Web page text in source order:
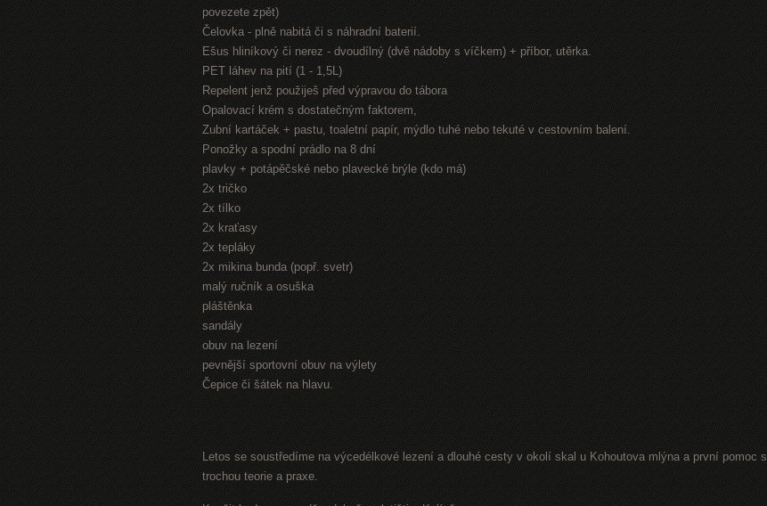
povezete zpět)
Čelovka - plně nabitá či s náhradní baterií.
Ešus hliníkový či nerez - dvoudílný (dvě nádoby s víčkem) + příbor, utěrka.
PET láhev na pití (1 - 1,5L)
Repelent jenž použiješ před výpravou do tábora
Opalovací krém s dostatečným faktorem,
Zubní kartáček + pastu, toaletní papír, mýdlo tuhé nebo tekuté v cestovním balení.
Ponožky a spodní prádlo na 8 dní
plavky + potápěčské nebo plavecké brýle (kdo má)
2x tričko
2x tílko
2x kraťasy
2x tepláky
2x mikina bunda (popř. svetr)
malý ručník a osuška
pláštěnka
sandály
obuv na lezení
pevnější sportovní obuv na výlety
Čepice či šátek na hlavu.
Letos se soustředíme na výcedélkové lezení a dlouhé cesty v okolí skal u Kohoutova mlýna a první pomoc s
trochou teorie a praxe.